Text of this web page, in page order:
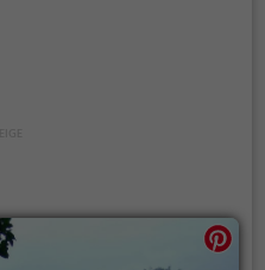
vergangenen Zeiten
in die Geschichte.